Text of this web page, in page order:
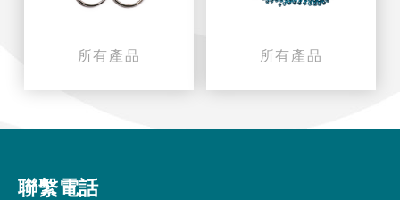
所有產品 所有產品
聯繫電話